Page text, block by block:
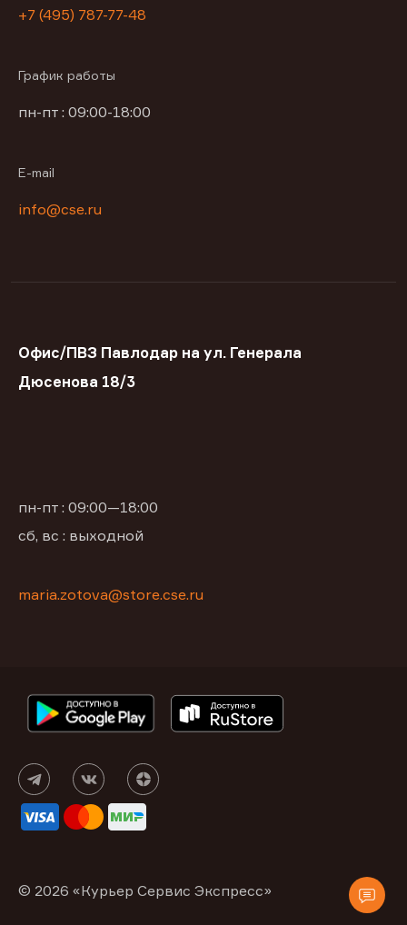
+7 (495) 787-77-48
График работы
пн-пт : 09:00-18:00
E-mail
info@cse.ru
Офис/ПВЗ Павлодар на ул. Генерала
Дюсенова 18/3
пн-пт : 09:00—18:00
сб, вс : выходной
maria.zotova@store.cse.ru
© 2026 «Курьер Сервис Экспресс»